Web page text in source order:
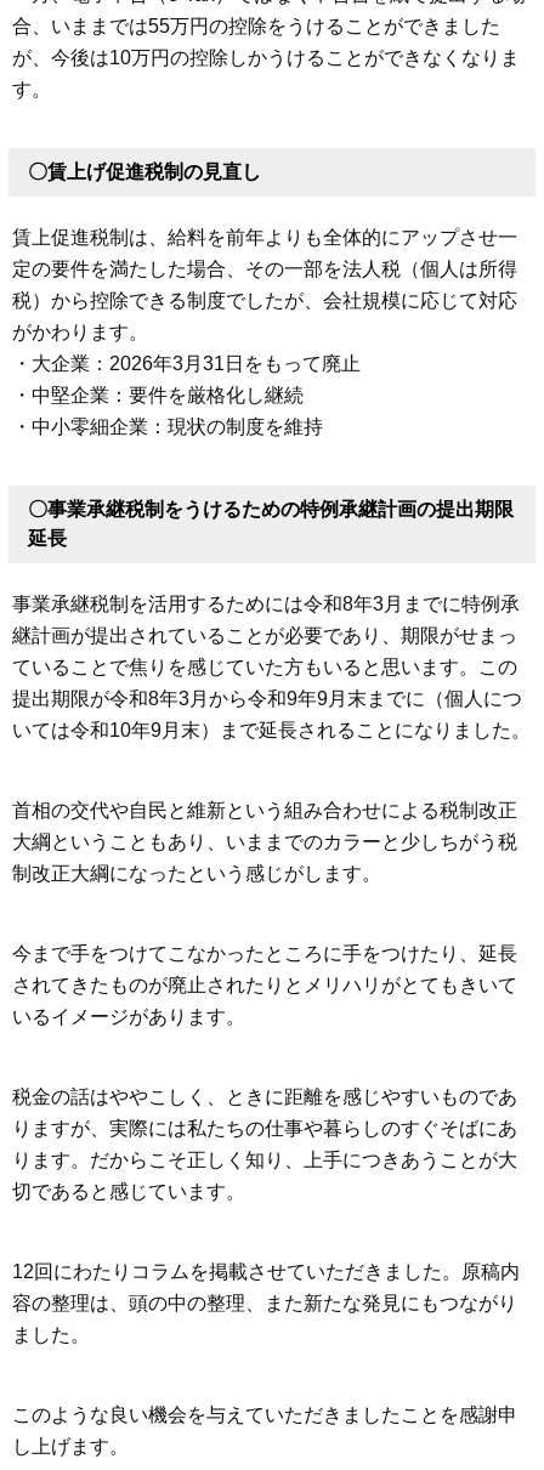
合、いままでは55万円の控除をうけることができました
が、今後は10万円の控除しかうけることができなくなりま
す。
〇賃上げ促進税制の見直し
賃上促進税制は、給料を前年よりも全体的にアップさせ一
定の要件を満たした場合、その一部を法人税（個人は所得
税）から控除できる制度でしたが、会社規模に応じて対応
がかわります。
・大企業：2026年3月31日をもって廃止
・中堅企業：要件を厳格化し継続
・中小零細企業：現状の制度を維持
〇事業承継税制をうけるための特例承継計画の提出期限
延長
事業承継税制を活用するためには令和8年3月までに特例承
継計画が提出されていることが必要であり、期限がせまっ
ていることで焦りを感じていた方もいると思います。この
提出期限が令和8年3月から令和9年9月末までに（個人につ
いては令和10年9月末）まで延長されることになりました。
首相の交代や自民と維新という組み合わせによる税制改正
大綱ということもあり、いままでのカラーと少しちがう税
制改正大綱になったという感じがします。
今まで手をつけてこなかったところに手をつけたり、延長
されてきたものが廃止されたりとメリハリがとてもきいて
いるイメージがあります。
税金の話はややこしく、ときに距離を感じやすいものであ
りますが、実際には私たちの仕事や暮らしのすぐそばにあ
ります。だからこそ正しく知り、上手につきあうことが大
切であると感じています。
12回にわたりコラムを掲載させていただきました。原稿内
容の整理は、頭の中の整理、また新たな発見にもつながり
ました。
このような良い機会を与えていただきましたことを感謝申
し上げます。